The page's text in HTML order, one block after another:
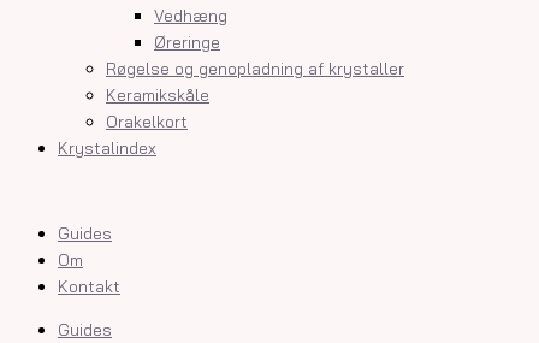
Vedhæng
Øreringe
Røgelse og genopladning af krystaller
Keramikskåle
Orakelkort
Krystalindex
Guides
Om
Kontakt
Guides